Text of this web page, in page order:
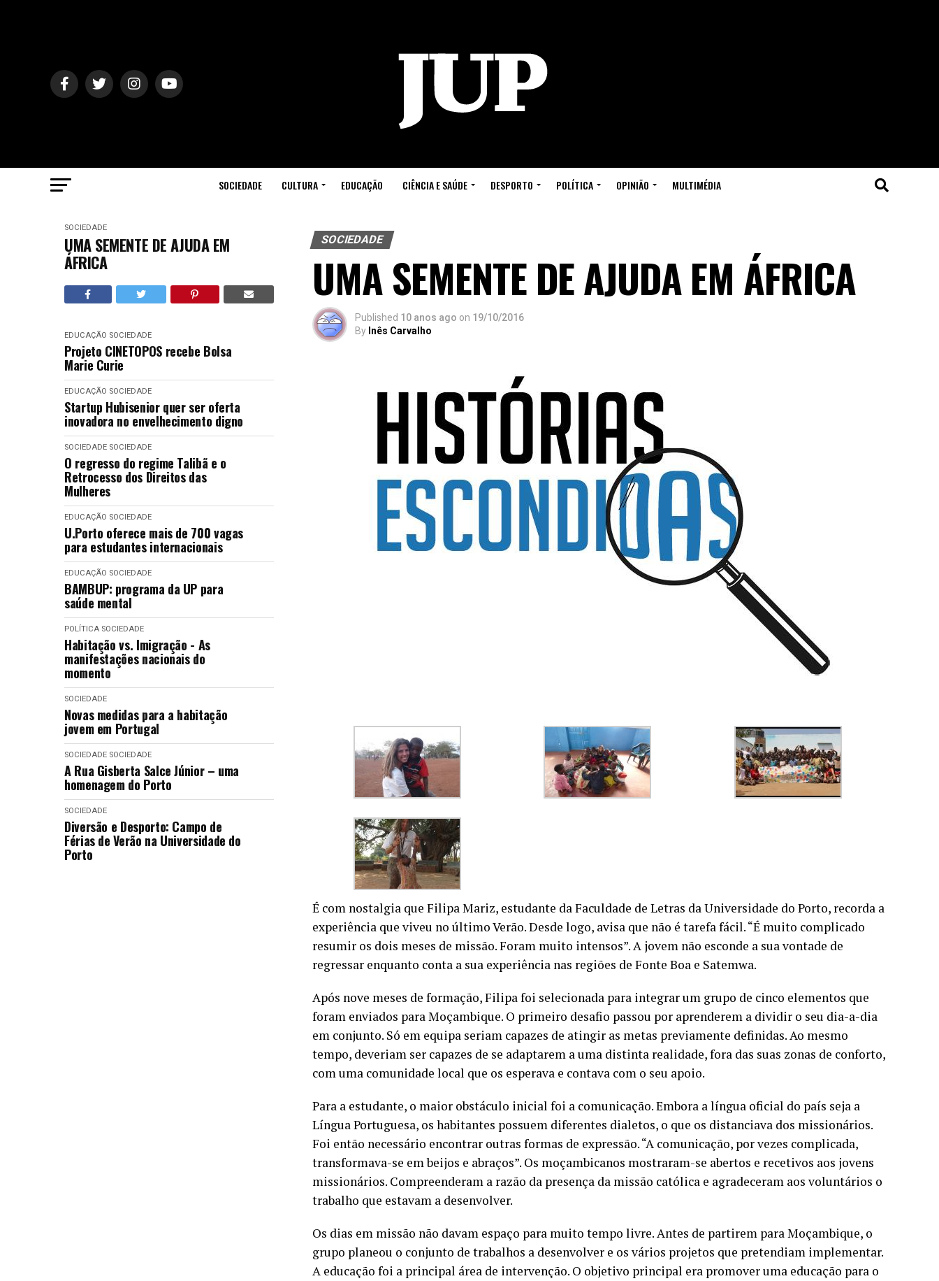
SOCIEDADE CULTURA EDUCAÇÃO CIÊNCIA E SAÚDE DESPORTO POLÍTICA OPINIÃO MULTIMÉDIA
SOCIEDADE
UMA SEMENTE DE AJUDA EM
ÁFRICA
EDUCAÇÃO SOCIEDADE
Projeto CINETOPOS recebe Bolsa
Marie Curie
EDUCAÇÃO SOCIEDADE
Startup Hubisenior quer ser oferta
inovadora no envelhecimento digno
SOCIEDADE SOCIEDADE
O regresso do regime Talibã e o
Retrocesso dos Direitos das
Mulheres
EDUCAÇÃO SOCIEDADE
U.Porto oferece mais de 700 vagas
para estudantes internacionais
EDUCAÇÃO SOCIEDADE
BAMBUP: programa da UP para
saúde mental
POLÍTICA SOCIEDADE
Habitação vs. Imigração - As
manifestações nacionais do
momento
SOCIEDADE
Novas medidas para a habitação
jovem em Portugal
SOCIEDADE SOCIEDADE
A Rua Gisberta Salce Júnior – uma
homenagem do Porto
SOCIEDADE
Diversão e Desporto: Campo de
Férias de Verão na Universidade do
Porto
SOCIEDADE
UMA SEMENTE DE AJUDA EM ÁFRICA
Published 10 anos ago on 19/10/2016
By Inês Carvalho
É com nostalgia que Filipa Mariz, estudante da Faculdade de Letras da Universidade do Porto, recorda a
experiência que viveu no último Verão. Desde logo, avisa que não é tarefa fácil. “É muito complicado
resumir os dois meses de missão. Foram muito intensos”. A jovem não esconde a sua vontade de
regressar enquanto conta a sua experiência nas regiões de Fonte Boa e Satemwa.
Após nove meses de formação, Filipa foi selecionada para integrar um grupo de cinco elementos que
foram enviados para Moçambique. O primeiro desafio passou por aprenderem a dividir o seu dia-a-dia
em conjunto. Só em equipa seriam capazes de atingir as metas previamente definidas. Ao mesmo
tempo, deveriam ser capazes de se adaptarem a uma distinta realidade, fora das suas zonas de conforto,
com uma comunidade local que os esperava e contava com o seu apoio.
Para a estudante, o maior obstáculo inicial foi a comunicação. Embora a língua oficial do país seja a
Língua Portuguesa, os habitantes possuem diferentes dialetos, o que os distanciava dos missionários.
Foi então necessário encontrar outras formas de expressão. “A comunicação, por vezes complicada,
transformava-se em beijos e abraços”. Os moçambicanos mostraram-se abertos e recetivos aos jovens
missionários. Compreenderam a razão da presença da missão católica e agradeceram aos voluntários o
trabalho que estavam a desenvolver.
Os dias em missão não davam espaço para muito tempo livre. Antes de partirem para Moçambique, o
grupo planeou o conjunto de trabalhos a desenvolver e os vários projetos que pretendiam implementar.
A educação foi a principal área de intervenção. O objetivo principal era promover uma educação para o